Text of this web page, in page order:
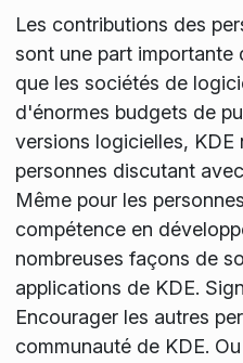
Les contributions des
sont une part importante
que les sociétés de
d'énormes budgets de
versions logicielles, KDE
personnes discutant
Même pour les
compétence en
nombreuses façons de
applications de KDE.
Encourager les autres
communauté de KDE. Ou